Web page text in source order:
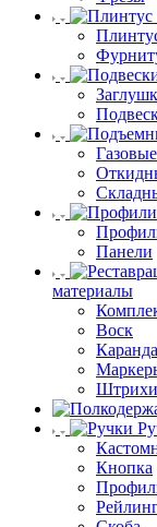
Панели
материалы
Воск
Штрихи
Кнопка